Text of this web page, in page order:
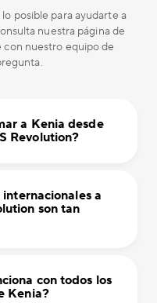
posible para ayudarte a
nuestra página de
nuestro equipo de
a Kenia desde
Revolution?
a
son tan
con todos los
Kenia?